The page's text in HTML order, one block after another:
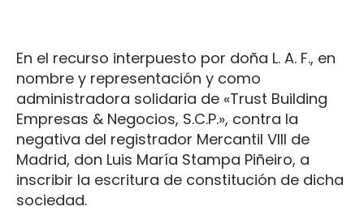
En el recurso interpuesto por doña L. A. F., en
nombre y representación y como
administradora solidaria de «Trust Building
Empresas & Negocios, S.C.P.», contra la
negativa del registrador Mercantil VIII de
Madrid, don Luis María Stampa Piñeiro, a
inscribir la escritura de constitución de dicha
sociedad.